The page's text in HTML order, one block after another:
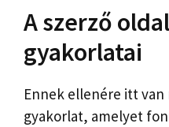
A szerző
gyakorlatai
Ennek ellenére itt
gyakorlat, amelyet